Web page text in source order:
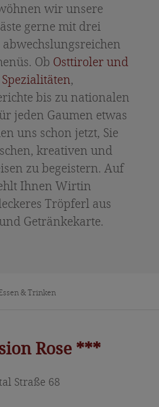
wir unsere
gerne mit drei
Ob Osttiroler und
,
bis zu nationalen
jeden Gaumen etwas
uns schon jetzt, Sie
kreativen und
zu begeistern. Auf
Ihnen Wirtin
Tröpferl aus
Getränkekarte.
& Trinken
Rose ***
Straße 68